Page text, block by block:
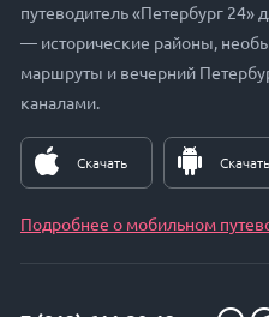
путеводитель «Петербург
— исторические районы,
маршруты и вечерний
каналами.
Скачать Скачать
Подробнее о мобильном